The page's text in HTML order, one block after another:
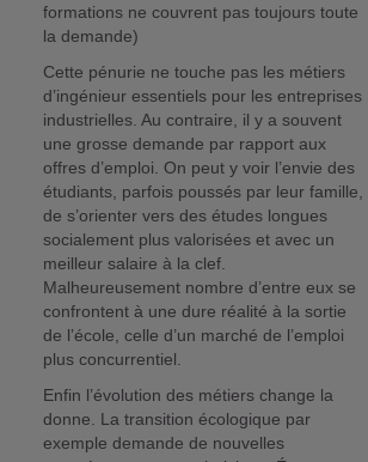
formations ne couvrent pas toujours toute
la demande)
Cette pénurie ne touche pas les métiers
d’ingénieur essentiels pour les entreprises
industrielles. Au contraire, il y a souvent
une grosse demande par rapport aux
offres d’emploi. On peut y voir l’envie des
étudiants, parfois poussés par leur famille,
de s’orienter vers des études longues
socialement plus valorisées et avec un
meilleur salaire à la clef.
Malheureusement nombre d’entre eux se
confrontent à une dure réalité à la sortie
de l’école, celle d’un marché de l’emploi
plus concurrentiel.
Enfin l’évolution des métiers change la
donne. La transition écologique par
exemple demande de nouvelles